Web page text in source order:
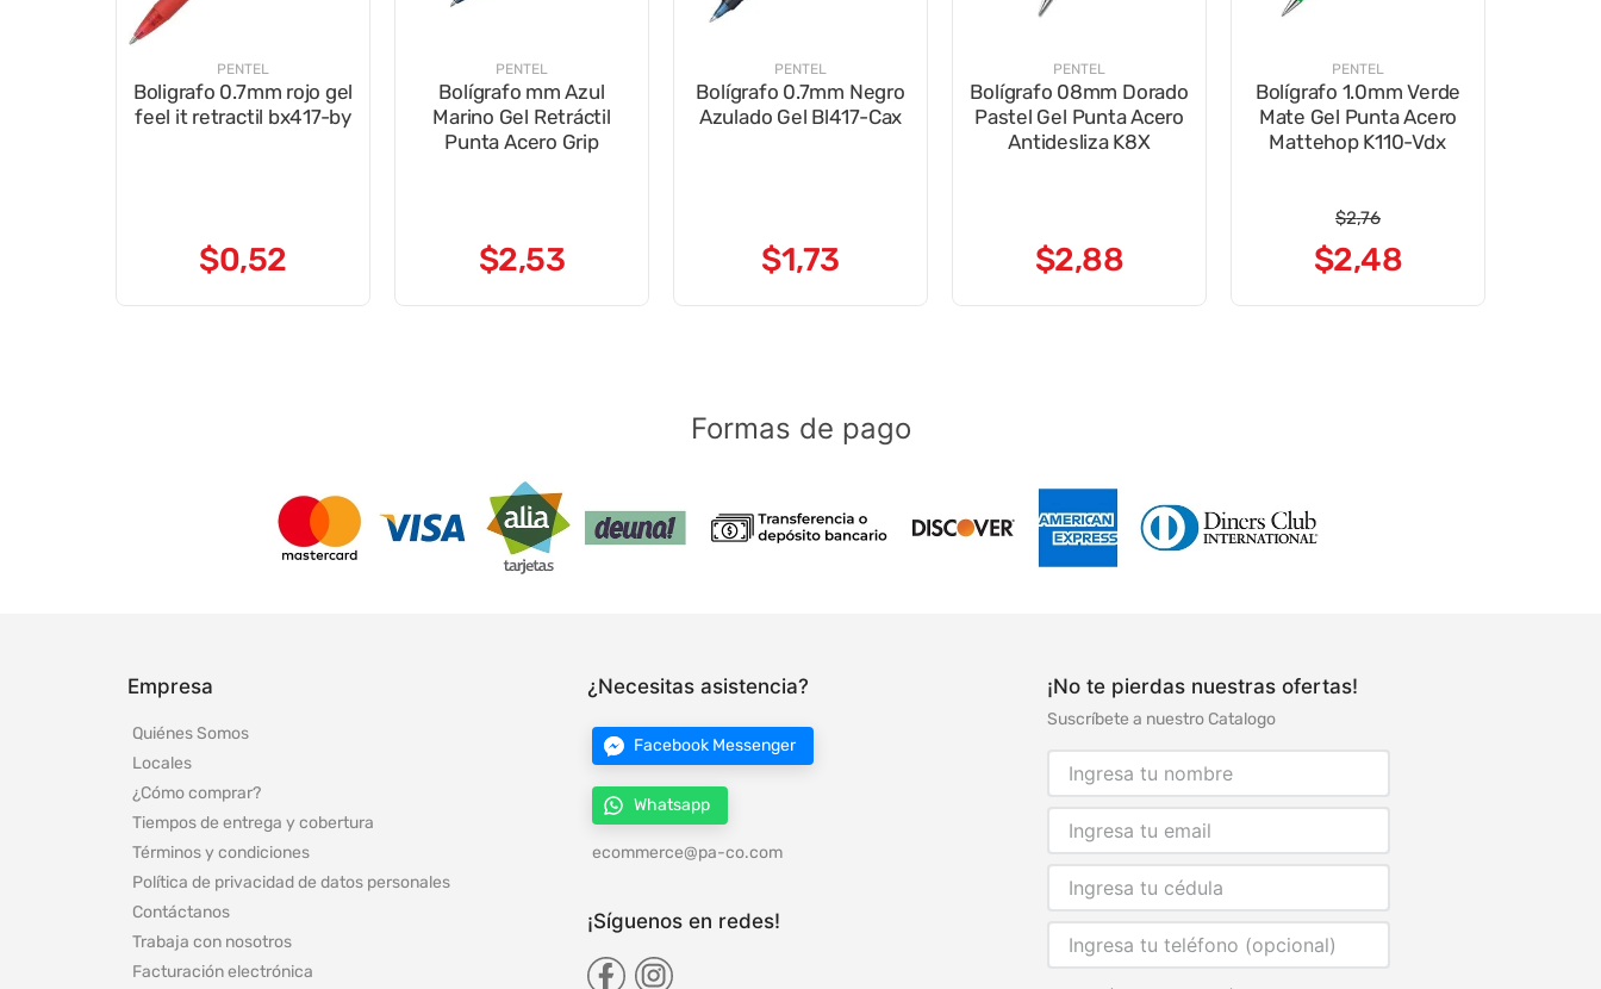
PENTEL
Boligrafo 0.7mm rojo gel
feel it retractil bx417-by
$0,52
PENTEL
Bolígrafo mm Azul
Marino Gel Retráctil
Punta Acero Grip
$2,53
PENTEL
Bolígrafo 0.7mm Negro
Azulado Gel Bl417-Cax
$1,73
PENTEL
Bolígrafo 08mm Dorado
Pastel Gel Punta Acero
Antidesliza K8X
$2,88
PENTEL
Bolígrafo 1.0mm Verde
Mate Gel Punta Acero
Mattehop K110-Vdx
$2,76
$2,48
Formas de pago
Empresa
Quiénes Somos
Locales
¿Cómo comprar?
Tiempos de entrega y cobertura
Términos y condiciones
Política de privacidad de datos personales
Contáctanos
Trabaja con nosotros
Facturación electrónica
¿Necesitas asistencia?
Facebook Messenger
Whatsapp
ecommerce@pa-co.com
¡Síguenos en redes!
¡No te pierdas nuestras ofertas!
Suscríbete a nuestro Catalogo